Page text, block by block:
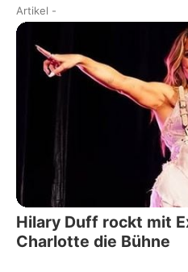
Artikel -
Hilary Duff rockt mit
Charlotte die Bühne